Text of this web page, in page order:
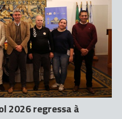
2026 regressa à